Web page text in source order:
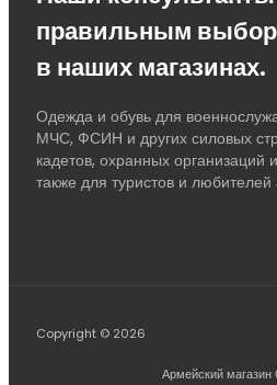
правильным
в наших магазинах.
Одежда и обувь для
МЧС, ФСИН и других силовых
кадетов, охранных организаций
также для туристов и любителей
Copyright © 2026
Армейский магазин